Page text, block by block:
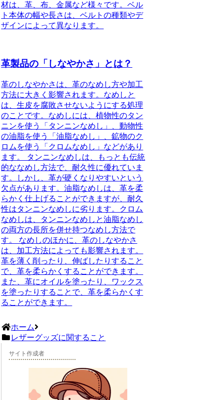
材は、革、布、金属など様々です。ベル
ト本体の幅や長さは、ベルトの種類やデ
ザインによって異なります。
革製品の「しなやかさ」とは？
革のしなやかさは、革のなめし方や加工
方法に大きく影響されます。なめしと
は、生皮を腐敗させないようにする処理
のことです。なめしには、植物性のタン
ニンを使う「タンニンなめし」、動物性
の油脂を使う「油脂なめし」、鉱物のク
ロムを使う「クロムなめし」などがあり
ます。 タンニンなめしは、もっとも伝統
的ななめし方法で、耐久性に優れていま
す。しかし、革が硬くなりやすいという
欠点があります。油脂なめしは、革を柔
らかく仕上げることができますが、耐久
性はタンニンなめしに劣ります。クロム
なめしは、タンニンなめしと油脂なめし
の両方の長所を併せ持つなめし方法で
す。 なめしのほかに、革のしなやかさ
は、加工方法によっても影響されます。
革を薄く削ったり、伸ばしたりすること
で、革を柔らかくすることができます。
また、革にオイルを塗ったり、ワックス
を塗ったりすることで、革を柔らかくす
ることができます。
ホーム
レザーグッズに関すること
サイト作成者